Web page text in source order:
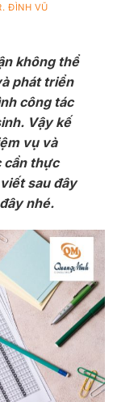
ĐÌNH VŨ
không thể
phát triển
công tác
Vậy kế
vụ và
cần thực
sau đây
nhé.